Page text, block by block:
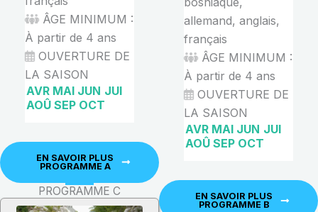
ÂGE MINIMUM :
À partir de 4 ans
OUVERTURE DE
LA SAISON
AVR MAI JUN JUI
AOÛ SEP OCT
EN SAVOIR PLUS
PROGRAMME A
PROGRAMME C
allemand, anglais,
français
ÂGE MINIMUM :
À partir de 4 ans
OUVERTURE DE
LA SAISON
AVR MAI JUN JUI
AOÛ SEP OCT
EN SAVOIR PLUS
PROGRAMME B